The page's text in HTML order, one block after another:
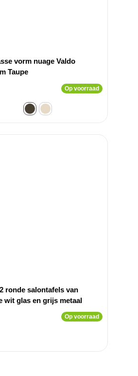
vorm nuage Valdo
Taupe
Op voorraad
ronde salontafels van
wit glas en grijs metaal
Op voorraad